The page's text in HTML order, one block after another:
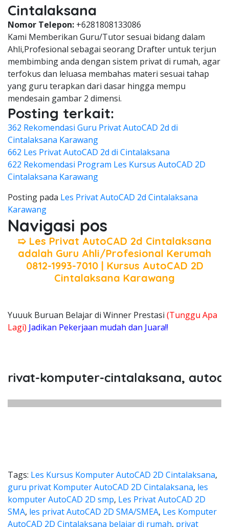
Cintalaksana
Nomor Telepon: +6281808133086
Kami Memberikan Guru/Tutor sesuai bidang dalam
Ahli,Profesional sebagai seorang Drafter untuk terjun
membimbing anda dengan sistem privat di rumah, agar
terfokus dan leluasa membahas materi sesuai tahap
yang guru terapkan dari dasar hingga mempu
mendesain gambar 2 dimensi.
Posting terkait:
362 Rekomendasi Guru Privat AutoCAD 2d di
Cintalaksana Karawang
662 Les Privat AutoCAD 2d di Cintalaksana
622 Rekomendasi Program Les Kursus AutoCAD 2D
Cintalaksana Karawang
Posting pada Les Privat AutoCAD 2d Cintalaksana
Karawang
Navigasi pos
➯ Les Privat AutoCAD 2d Cintalaksana
adalah Guru Ahli/Profesional Kerumah
0812-1993-7010 | Kursus AutoCAD 2D
Cintalaksana Karawang
Yuuuk Buruan Belajar di Winner Prestasi (Tunggu Apa
Lagi) Jadikan Pekerjaan mudah dan Juara!!
komputer-cintalaksana, autocad-
Tags: Les Kursus Komputer AutoCAD 2D Cintalaksana,
guru privat Komputer AutoCAD 2D Cintalaksana, les
komputer AutoCAD 2D smp, Les Privat AutoCAD 2D
SMA, les privat AutoCAD 2D SMA/SMEA, Les Komputer
AutoCAD 2D Cintalaksana belajar di rumah, privat